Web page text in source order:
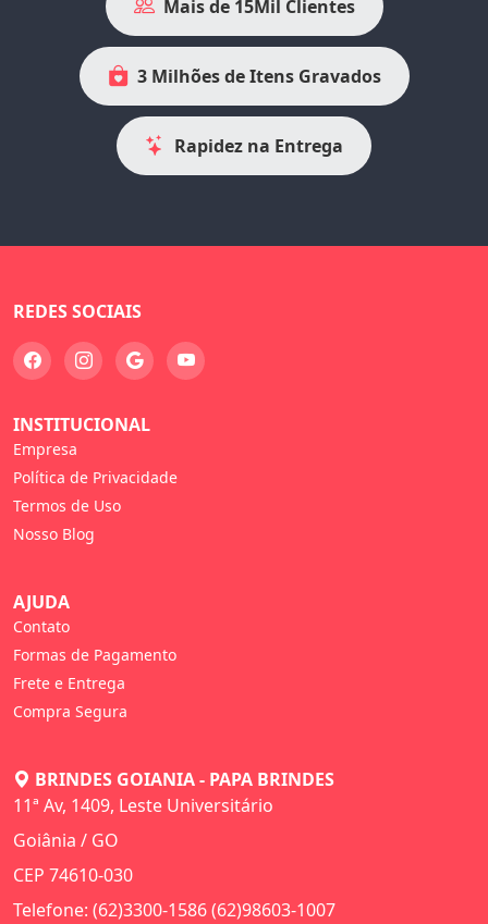
Mais de 15Mil Clientes
3 Milhões de Itens Gravados
Rapidez na Entrega
REDES SOCIAIS
INSTITUCIONAL
Empresa
Política de Privacidade
Termos de Uso
Nosso Blog
AJUDA
Contato
Formas de Pagamento
Frete e Entrega
Compra Segura
BRINDES GOIANIA - PAPA BRINDES
11ª Av, 1409, Leste Universitário
Goiânia / GO
CEP 74610-030
Telefone: (62)3300-1586 (62)98603-1007